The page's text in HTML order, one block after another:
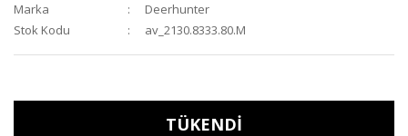
Marka
Deerhunter
Stok Kodu
av_2130.8333.80.M
TÜKENDİ